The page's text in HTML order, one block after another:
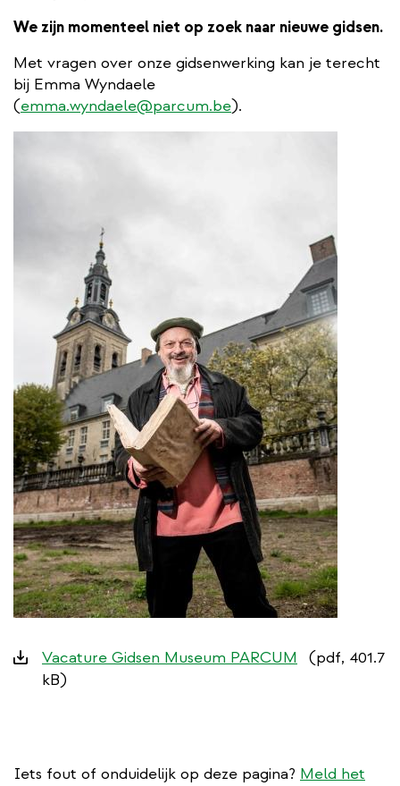
We zijn momenteel niet op zoek naar nieuwe gidsen.
Met vragen over onze gidsenwerking kan je terecht
bij Emma Wyndaele
(emma.wyndaele@parcum.be).
Downloads
Vacature Gidsen Museum PARCUM
(pdf, 401.7
kB)
Iets fout of onduidelijk op deze pagina? Meld het